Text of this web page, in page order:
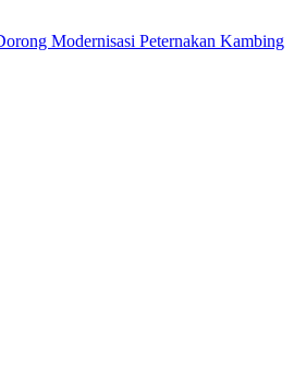
Modernisasi Peternakan Kambing